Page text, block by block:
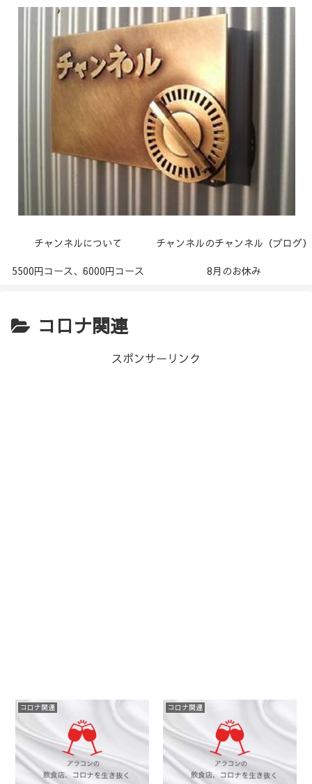
チャンネルについて
チャンネルのチャンネル（ブログ）
5500円コース、6000円コース
8月のお休み
コロナ関連
スポンサーリンク
コロナ関連 コロナ関連